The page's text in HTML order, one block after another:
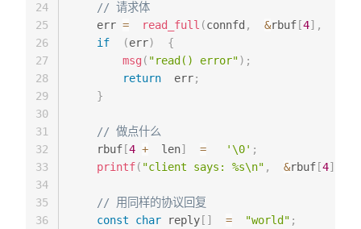
// 请求体
    err
= read_full (connfd , &rbuf [4] ,
if
(err)
{
msg ( "read() error") ;
return
  err
;
}
// 做点什么
    rbuf
[4 +
  len
] = '\0' ;
printf( "client says: %s\n" , &rbuf [4]
// 用同样的协议回复
const
char reply [ ] = "world" ;
24
25
26
27
28
29
30
31
32
33
34
35
36